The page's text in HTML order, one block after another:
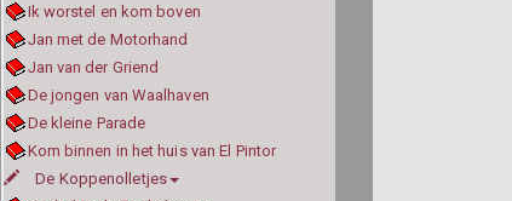
Ik worstel en kom boven
Jan met de Motorhand
Jan van der Griend
De jongen van Waalhaven
De kleine Parade
Kom binnen in het huis van El Pintor
De Koppenolletjes